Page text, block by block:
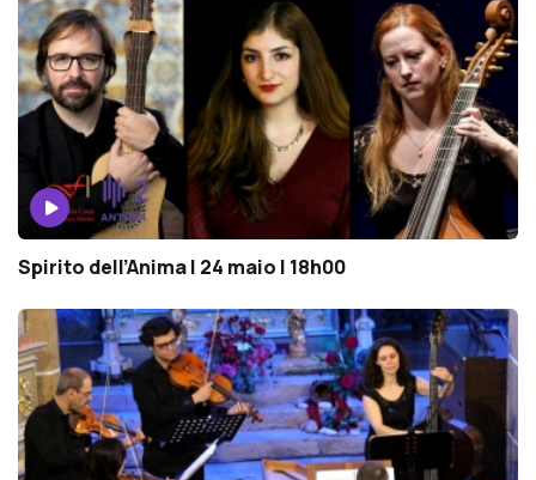
Spirito dell’Anima | 24 maio | 18h00